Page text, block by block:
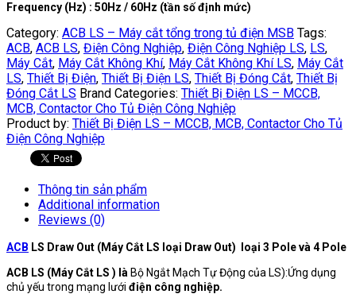
Frequency (Hz) : 50Hz / 60Hz (tần số định mức)
Category: ACB LS – Máy cắt tổng trong tủ điện MSB Tags:
ACB, ACB LS, Điện Công Nghiệp, Điện Công Nghiệp LS, LS,
Máy Cắt, Máy Cắt Không Khí, Máy Cắt Không Khí LS, Máy Cắt
LS, Thiết Bị Điện, Thiết Bị Điện LS, Thiết Bị Đóng Cắt, Thiết Bị
Đóng Cắt LS Brand Categories: Thiết Bị Điện LS – MCCB,
MCB, Contactor Cho Tủ Điện Công Nghiệp
Product by: Thiết Bị Điện LS – MCCB, MCB, Contactor Cho Tủ
Điện Công Nghiệp
Thông tin sản phẩm
Additional information
Reviews (0)
ACB LS Draw Out (Máy Cắt LS loại Draw Out) loại 3 Pole và 4 Pole
ACB LS (Máy Cắt LS ) là Bộ Ngắt Mạch Tự Động của LS):Ứng dụng
chủ yếu trong mạng lưới điện công nghiệp.